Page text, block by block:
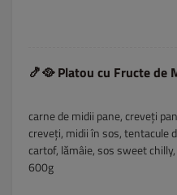
🍤🥘 Platou cu Fructe de
carne de midii pane, creveți
creveți, midii în sos, tentacule
cartof, lămâie, sos sweet
600g